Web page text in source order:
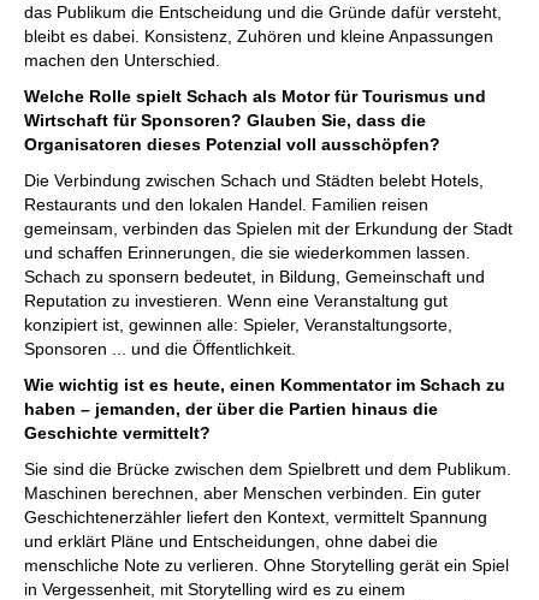
das Publikum die Entscheidung und die Gründe dafür versteht,
bleibt es dabei. Konsistenz, Zuhören und kleine Anpassungen
machen den Unterschied.
Welche Rolle spielt Schach als Motor für Tourismus und
Wirtschaft für Sponsoren? Glauben Sie, dass die
Organisatoren dieses Potenzial voll ausschöpfen?
Die Verbindung zwischen Schach und Städten belebt Hotels,
Restaurants und den lokalen Handel. Familien reisen
gemeinsam, verbinden das Spielen mit der Erkundung der Stadt
und schaffen Erinnerungen, die sie wiederkommen lassen.
Schach zu sponsern bedeutet, in Bildung, Gemeinschaft und
Reputation zu investieren. Wenn eine Veranstaltung gut
konzipiert ist, gewinnen alle: Spieler, Veranstaltungsorte,
Sponsoren ... und die Öffentlichkeit.
Wie wichtig ist es heute, einen Kommentator im Schach zu
haben – jemanden, der über die Partien hinaus die
Geschichte vermittelt?
Sie sind die Brücke zwischen dem Spielbrett und dem Publikum.
Maschinen berechnen, aber Menschen verbinden. Ein guter
Geschichtenerzähler liefert den Kontext, vermittelt Spannung
und erklärt Pläne und Entscheidungen, ohne dabei die
menschliche Note zu verlieren. Ohne Storytelling gerät ein Spiel
in Vergessenheit, mit Storytelling wird es zu einem